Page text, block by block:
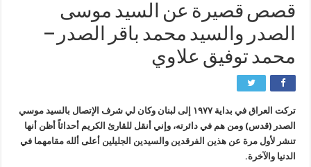
قصص قصيرة عن السيد موسى
الصدر والسيد محمد باقر الصدر –
محمد توفيق علاوي
تركت العراق في بداية ١٩٧٧ إلى لبنان وكان لي شرف الإتصال بالسيد موسي
الصدر (قدس) ومن هم في دائرته، وإني أنقل للقارئ الكريم أحداثاً أظن أنها
تنشر لأول مرة عن هذين الفرقدين والسيدين الجليلين أعلى ألله مقامهما في
الدنيا والآخرة.